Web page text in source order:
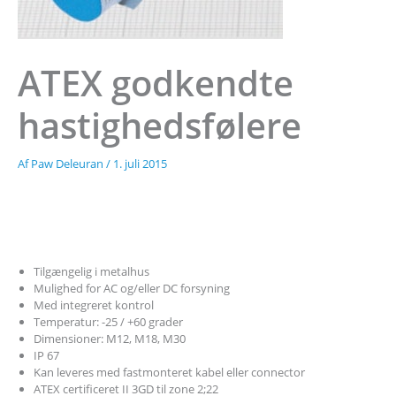
ATEX godkendte
hastighedsfølere
AfPaw Deleuran / 1. juli 2015
Tilgængelig i metalhus
Mulighed for AC og/eller DC forsyning
Med integreret kontrol
Temperatur: -25 / +60 grader
Dimensioner: M12, M18, M30
IP 67
Kan leveres med fastmonteret kabel eller connector
ATEX certificeret II 3GD til zone 2;22